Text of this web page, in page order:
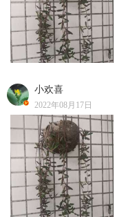
小欢喜
2022年08月17日